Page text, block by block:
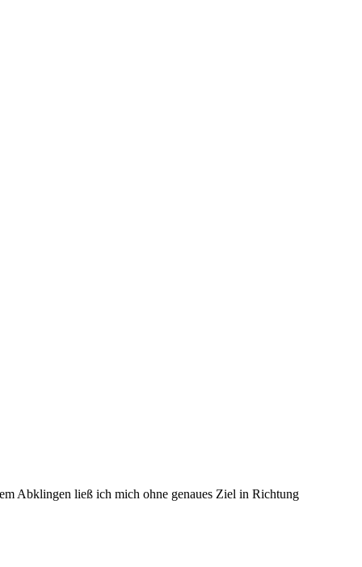
Abklingen ließ ich mich ohne genaues Ziel in Richtung